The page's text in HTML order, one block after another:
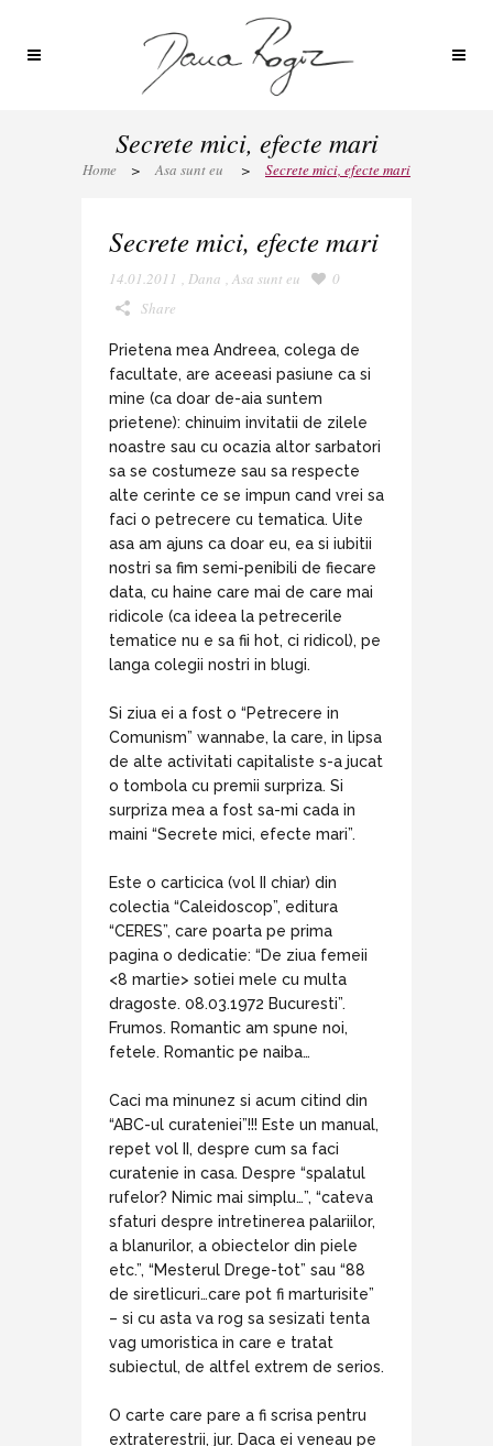
Secrete mici, efecte mari
Home > Asa sunt eu > Secrete mici, efecte mari
Secrete mici, efecte mari
14.01.2011 , Dana , Asa sunt eu
0
Share
Prietena mea Andreea, colega de
facultate, are aceeasi pasiune ca si
mine (ca doar de-aia suntem
prietene): chinuim invitatii de zilele
noastre sau cu ocazia altor sarbatori
sa se costumeze sau sa respecte
alte cerinte ce se impun cand vrei sa
faci o petrecere cu tematica. Uite
asa am ajuns ca doar eu, ea si iubitii
nostri sa fim semi-penibili de fiecare
data, cu haine care mai de care mai
ridicole (ca ideea la petrecerile
tematice nu e sa fii hot, ci ridicol), pe
langa colegii nostri in blugi.
Si ziua ei a fost o “Petrecere in
Comunism” wannabe, la care, in lipsa
de alte activitati capitaliste s-a jucat
o tombola cu premii surpriza. Si
surpriza mea a fost sa-mi cada in
maini “Secrete mici, efecte mari”.
Este o carticica (vol II chiar) din
colectia “Caleidoscop”, editura
“CERES”, care poarta pe prima
pagina o dedicatie: “De ziua femeii
<8 martie> sotiei mele cu multa
dragoste. 08.03.1972 Bucuresti”.
Frumos. Romantic am spune noi,
fetele. Romantic pe naiba…
Caci ma minunez si acum citind din
“ABC-ul curateniei”!!! Este un manual,
repet vol II, despre cum sa faci
curatenie in casa. Despre “spalatul
rufelor? Nimic mai simplu…”, “cateva
sfaturi despre intretinerea palariilor,
a blanurilor, a obiectelor din piele
etc.”, “Mesterul Drege-tot” sau “88
de siretlicuri…care pot fi marturisite”
– si cu asta va rog sa sesizati tenta
vag umoristica in care e tratat
subiectul, de altfel extrem de serios.
O carte care pare a fi scrisa pentru
extraterestrii, jur. Daca ei veneau pe